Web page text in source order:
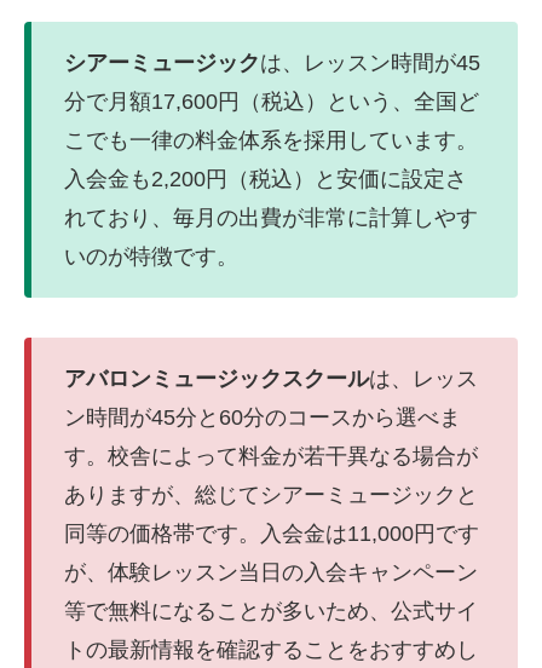
シアーミュージックは、レッスン時間が45
分で月額17,600円（税込）という、全国ど
こでも一律の料金体系を採用しています。
入会金も2,200円（税込）と安価に設定さ
れており、毎月の出費が非常に計算しやす
いのが特徴です。
アバロンミュージックスクールは、レッス
ン時間が45分と60分のコースから選べま
す。校舎によって料金が若干異なる場合が
ありますが、総じてシアーミュージックと
同等の価格帯です。入会金は11,000円です
が、体験レッスン当日の入会キャンペーン
等で無料になることが多いため、公式サイ
トの最新情報を確認することをおすすめし